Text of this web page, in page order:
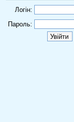
Логін:
Пароль: